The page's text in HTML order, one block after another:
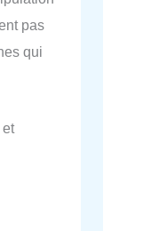
pas
qui